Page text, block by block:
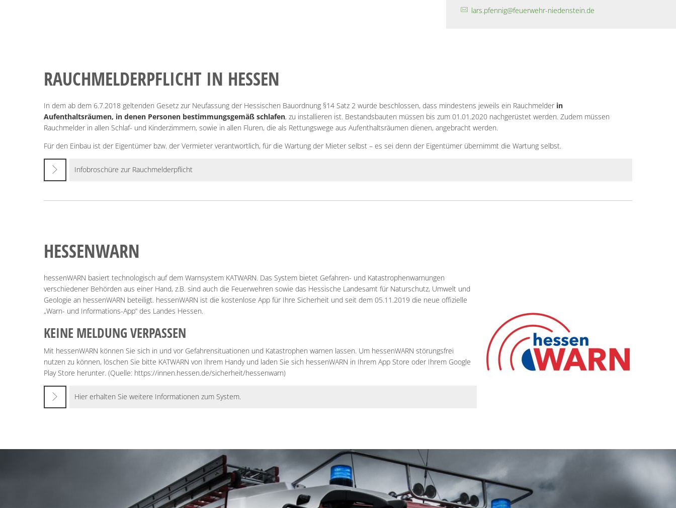
lars.pfennig@feuerwehr-niedenstein.de
RAUCHMELDERPFLICHT IN HESSEN
In dem ab dem 6.7.2018 geltenden Gesetz zur Neufassung der Hessischen Bauordnung §14 Satz 2 wurde beschlossen, dass mindestens jeweils ein Rauchmelder in
Aufenthaltsräumen, in denen Personen bestimmungsgemäß schlafen, zu installieren ist. Bestandsbauten müssen bis zum 01.01.2020 nachgerüstet werden. Zudem müssen
Rauchmelder in allen Schlaf- und Kinderzimmern, sowie in allen Fluren, die als Rettungswege aus Aufenthaltsräumen dienen, angebracht werden.
Für den Einbau ist der Eigentümer bzw. der Vermieter verantwortlich, für die Wartung der Mieter selbst – es sei denn der Eigentümer übernimmt die Wartung selbst.
Infobroschüre zur Rauchmelderpflicht
HESSENWARN
hessenWARN basiert technologisch auf dem Warnsystem KATWARN. Das System bietet Gefahren- und Katastrophenwarnungen
verschiedener Behörden aus einer Hand, z.B. sind auch die Feuerwehren sowie das Hessische Landesamt für Naturschutz, Umwelt und
Geologie an hessenWARN beteiligt. hessenWARN ist die kostenlose App für Ihre Sicherheit und seit dem 05.11.2019 die neue offizielle
„Warn- und Informations-App“ des Landes Hessen.
KEINE MELDUNG VERPASSEN
Mit hessenWARN können Sie sich in und vor Gefahrensituationen und Katastrophen warnen lassen. Um hessenWARN störungsfrei
nutzen zu können, löschen Sie bitte KATWARN von Ihrem Handy und laden Sie sich hessenWARN in Ihrem App Store oder Ihrem Google
Play Store herunter. (Quelle: https://innen.hessen.de/sicherheit/hessenwarn)
Hier erhalten Sie weitere Informationen zum System.